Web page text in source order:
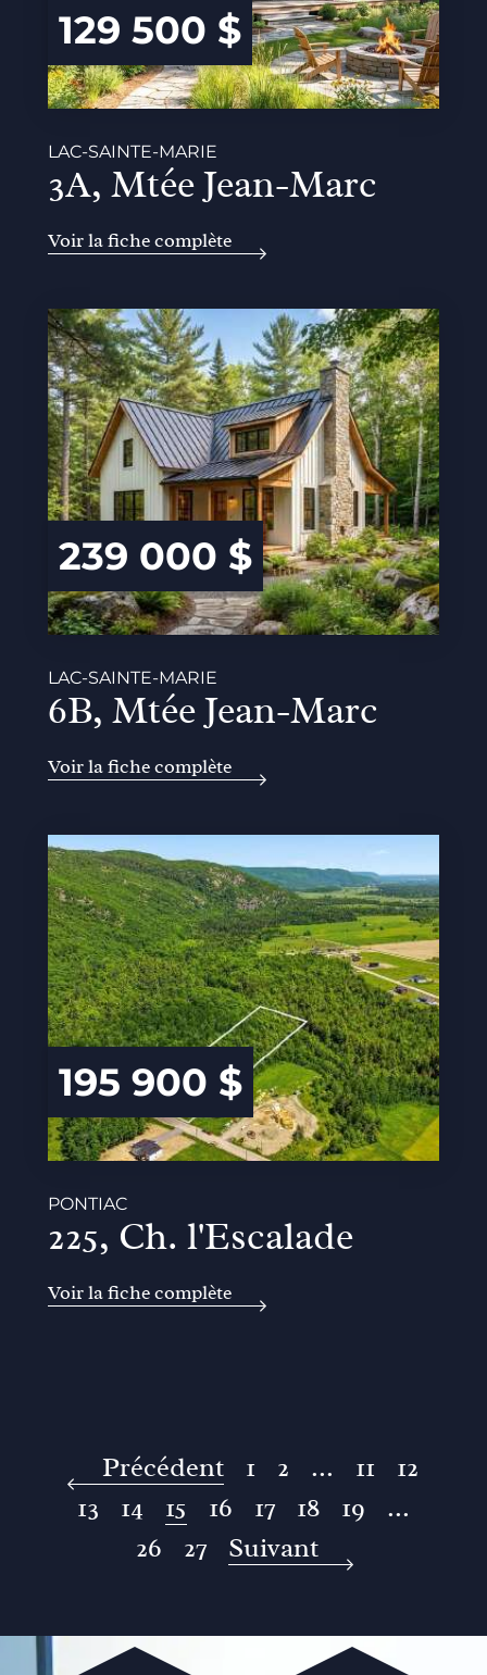
129 500 $
LAC-SAINTE-MARIE
3A, Mtée Jean-Marc
Voir la fiche complète
239 000 $
LAC-SAINTE-MARIE
6B, Mtée Jean-Marc
Voir la fiche complète
195 900 $
PONTIAC
225, Ch. l'Escalade
Voir la fiche complète
Précédent 1 2 ... 11
12
13
14 15 16 17 18 19
...
26
27 Suivant